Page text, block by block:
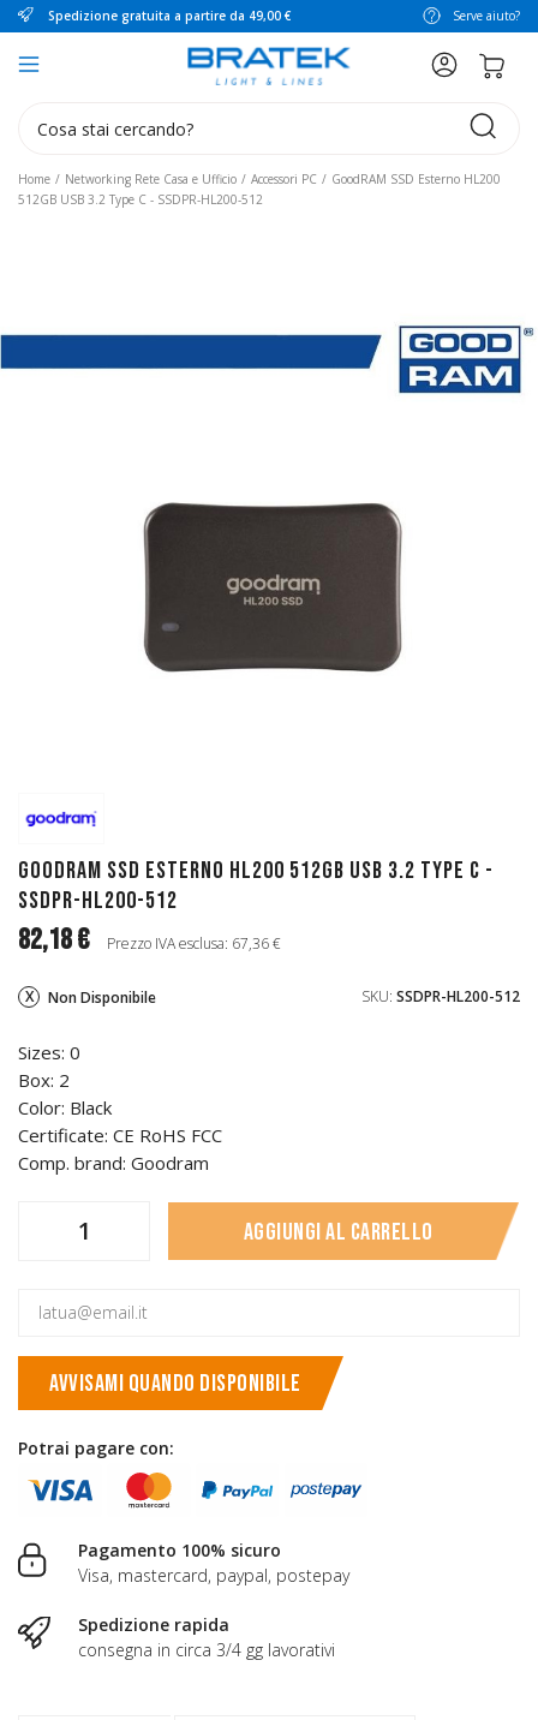
Spedizione gratuita a partire da 49,00 € Serve aiuto?
search
Home Networking Rete Casa e Ufficio Accessori PC
GoodRAM SSD Esterno HL200
512GB USB 3.2 Type C - SSDPR-HL200-512
GoodRAM SSD Esterno HL200 512GB USB 3.2 Type C -
SSDPR-HL200-512
82,18 € Prezzo IVA esclusa: 67,36 €
Non Disponibile SKU: SSDPR-HL200-512
Sizes: 0
Box: 2
Color: Black
Certificate: CE RoHS FCC
Comp. brand: Goodram
Aggiungi al carrello
AVVISAMI QUANDO DISPONIBILE
Potrai pagare con:
Pagamento 100% sicuro
Visa, mastercard, paypal, postepay
Spedizione rapida
consegna in circa 3/4 gg lavorativi